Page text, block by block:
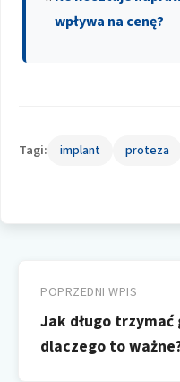
wpływa na cenę?
Tagi: implant proteza
wpisu
POPRZEDNI WPIS
Jak długo
dlaczego to